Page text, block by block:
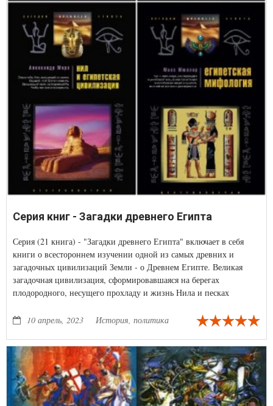
Серия книг - Загадки древнего Египта
Серия (21 книга) - "Загадки древнего Египта" включает в себя
книги о всестороннем изучении одной из самых древних и
загадочных цивилизаций Земли - о Древнем Египте. Великая
загадочная цивилизация, сформировавшаяся на берегах
плодородного, несущего прохладу и жизнь Нила и песках
Сахары, породила сложную систему богов-животных, обитающих
10 апрель, 2023 История, политика